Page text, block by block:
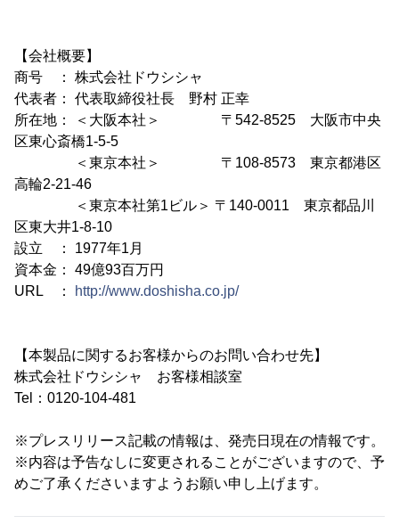
【会社概要】
商号 ： 株式会社ドウシシャ
代表者： 代表取締役社長 野村 正幸
所在地： ＜大阪本社＞ 〒542-8525 大阪市中央
区東心斎橋1-5-5
＜東京本社＞ 〒108-8573 東京都港区
高輪2-21-46
＜東京本社第1ビル＞ 〒140-0011 東京都品川
区東大井1-8-10
設立 ： 1977年1月
資本金： 49億93百万円
URL ：
http://www.doshisha.co.jp/
【本製品に関するお客様からのお問い合わせ先】
株式会社ドウシシャ お客様相談室
Tel：0120-104-481
※プレスリリース記載の情報は、発売日現在の情報です。
※内容は予告なしに変更されることがございますので、予
めご了承くださいますようお願い申し上げます。